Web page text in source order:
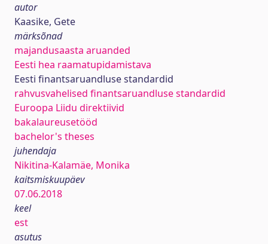
autor
Kaasike, Gete
märksõnad
majandusaasta aruanded
Eesti hea raamatupidamistava
Eesti finantsaruandluse standardid
rahvusvahelised finantsaruandluse standardid
Euroopa Liidu direktiivid
bakalaureusetööd
bachelor's theses
juhendaja
Nikitina-Kalamäe, Monika
kaitsmiskuupäev
07.06.2018
keel
est
asutus